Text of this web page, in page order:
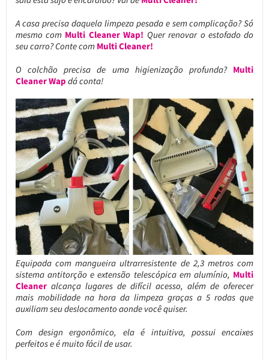
A casa precisa daquela limpeza pesada e sem complicação? Só
mesmo com Multi Cleaner Wap! Quer renovar o estofado do
seu carro? Conte com Multi Cleaner!
O colchão precisa de uma higienização profunda? Multi
Cleaner Wap dá conta!
Equipada com mangueira ultrarresistente de 2,3 metros com
sistema antitorção e extensão telescópica em alumínio, Multi
Cleaneralcança lugares de difícil acesso, além de oferecer
mais mobilidade na hora da limpeza graças a 5 rodas que
auxiliam seu deslocamento aonde você quiser.
Com design ergonômico, ela é intuitiva, possui encaixes
perfeitos e é muito fácil de usar.